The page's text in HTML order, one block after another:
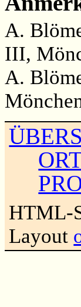
A.
III,
A.
HTML-
Layout